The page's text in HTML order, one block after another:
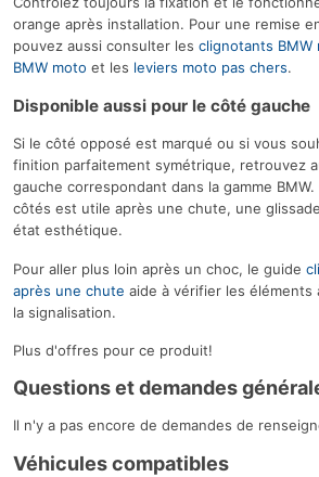
orange après installation. Pour une remise
pouvez aussi consulter les clignotants BMW
BMW moto et les leviers moto pas chers.
Disponible aussi pour le côté gauche
Si le côté opposé est marqué ou si vous
finition parfaitement symétrique, retrouvez
gauche correspondant dans la gamme
côtés est utile après une chute, une
état esthétique.
Pour aller plus loin après un choc, le guide
après une chute aide à vérifier les
la signalisation.
Plus d'offres pour ce produit!
Questions et demandes
Il n'y a pas encore de demandes de
Véhicules compatibles